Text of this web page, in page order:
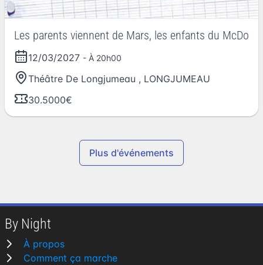
Les parents viennent de Mars, les enfants du McDo
12/03/2027 - À 20h00
Théâtre De Longjumeau , LONGJUMEAU
30.5000€
Plus d'événements
By Night
À propos
Comment ça marche